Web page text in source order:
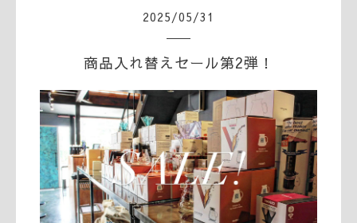
2025/05/31
商品入れ替えセール第2弾！